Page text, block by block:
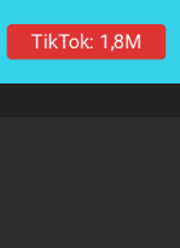
TikTok: 1,8M